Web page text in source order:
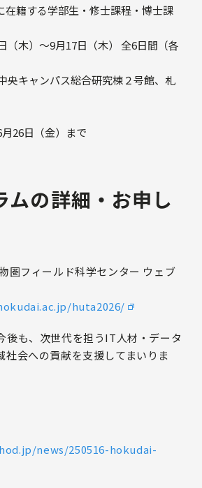
在籍する学部生・修士課程・博士課
（木）～9月17日（木） 全6日間（各
央キャンパス総合研究棟２号館、札
26日（金）まで
の詳細・お申し
圏フィールド科学センター ウェブ
huta2026/
後も、次世代を担うIT人材・データ
社会への貢献を支援してまいりま
news/250516-hokudai-